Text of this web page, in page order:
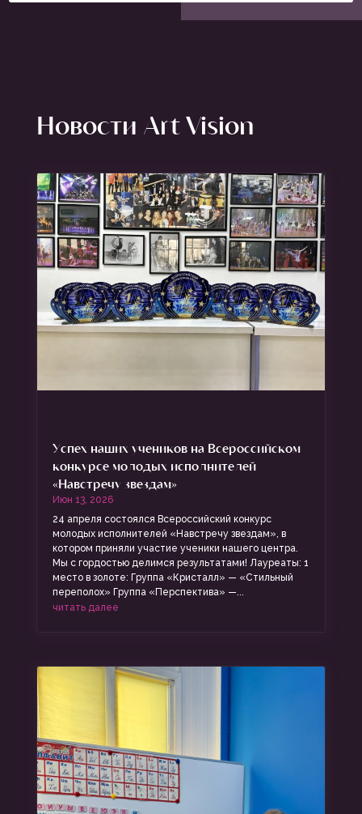
Новости Art Vision
Успех наших учеников на Всероссийском
конкурсе молодых исполнителей
«Навстречу звездам»
Июн 13, 2026
24 апреля состоялся Всероссийский конкурс
молодых исполнителей «Навстречу звездам», в
котором приняли участие ученики нашего центра.
Мы с гордостью делимся результатами! Лауреаты: 1
место в золоте: Группа «Кристалл» — «Стильный
переполох» Группа «Перспектива» —...
читать далее